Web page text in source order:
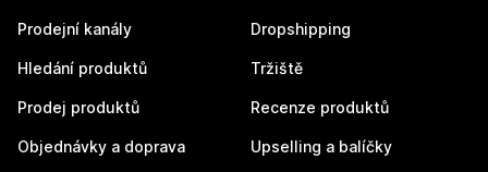
Prodejní kanály
Hledání produktů
Prodej produktů
Objednávky a doprava
Dropshipping
Tržiště
Recenze produktů
Upselling a balíčky